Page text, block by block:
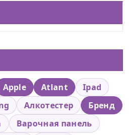
Apple Atlant
Ipad
Алкотестер
Бренд
Варочная панель